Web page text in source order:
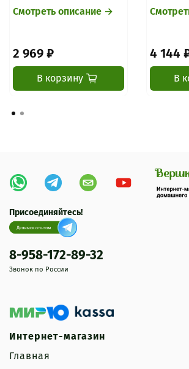
Смотреть описание →
2 969 ₽
В корзину
4 144
В
Интернет-магазин
Главная
Присоединяйтесь!
8-958-172-89-32
Звонок по России